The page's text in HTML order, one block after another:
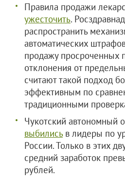
Правила продажи
ужесточить.
распространить
автоматических
продажу просроченных
отклонения от
считают такой подход
эффективным по
традиционными
Чукотский автономный
выбилисьв лидеры по
России. Только в этих
средний заработок
рублей.